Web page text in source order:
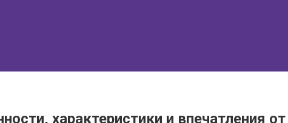
характеристики и впечатления